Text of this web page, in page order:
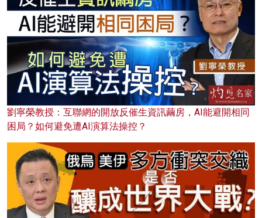
劉寧榮教授：互聯網的開放反催生資訊繭房，AI能避開相同
困局？如何避免遭AI演算法操控？